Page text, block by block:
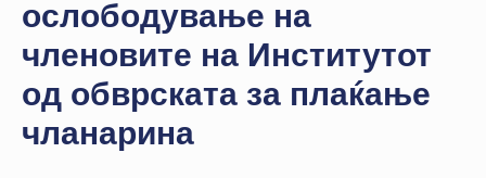
КВАЛИТЕТ
КАКО
ДА
СТАНАМ
ЧЛЕН
ослободување на
членовите на Институтот
од обврската за плаќање
чланарина